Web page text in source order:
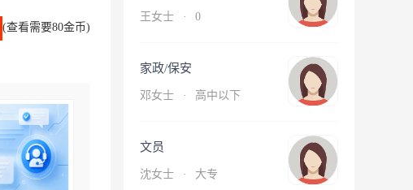
(查看需要80金币)
王女士 · 0
家政/保安
邓女士 · 高中以下
文员
沈女士 · 大专